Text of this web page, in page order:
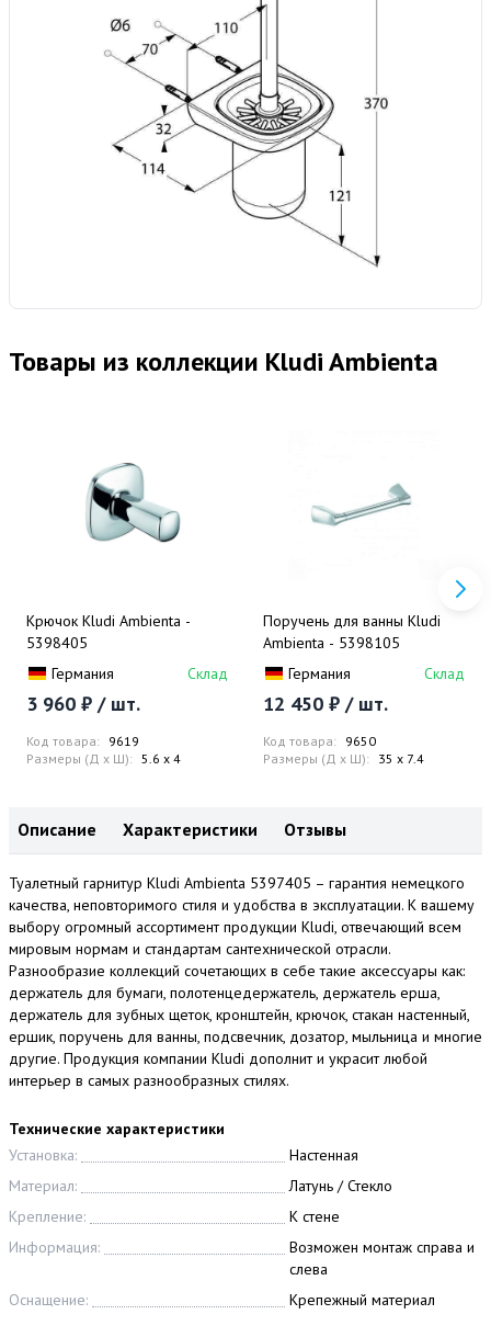
Товары из коллекции Kludi Ambienta
Крючок Kludi Ambienta -
5398405
Германия
Склад
3 960 ₽ / шт.
Код товара: 9619
Размеры (Д x Ш): 5.6 x 4
Поручень для ванны Kludi
Ambienta - 5398105
Германия
Склад
12 450 ₽ / шт.
Код товара: 9650
Размеры (Д x Ш): 35 x 7.4
Описание Характеристики Отзывы
Туалетный гарнитур Kludi Ambienta 5397405 – гарантия немецкого
качества, неповторимого стиля и удобства в эксплуатации. К вашему
выбору огромный ассортимент продукции Kludi, отвечающий всем
мировым нормам и стандартам сантехнической отрасли.
Разнообразие коллекций сочетающих в себе такие аксессуары как:
держатель для бумаги, полотенцедержатель, держатель ерша,
держатель для зубных щеток, кронштейн, крючок, стакан настенный,
ершик, поручень для ванны, подсвечник, дозатор, мыльница и многие
другие. Продукция компании Kludi дополнит и украсит любой
интерьер в самых разнообразных стилях.
Технические характеристики
Установка:
Настенная
Материал:
Латунь / Стекло
Крепление:
К стене
Информация:
Возможен монтаж справа и
слева
Оснащение:
Крепежный материал